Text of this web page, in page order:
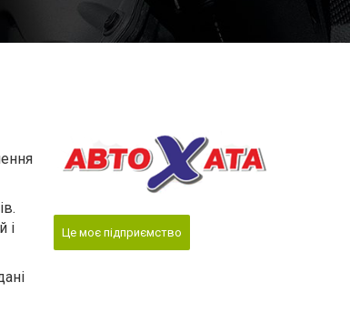
і
Це моє підприємство